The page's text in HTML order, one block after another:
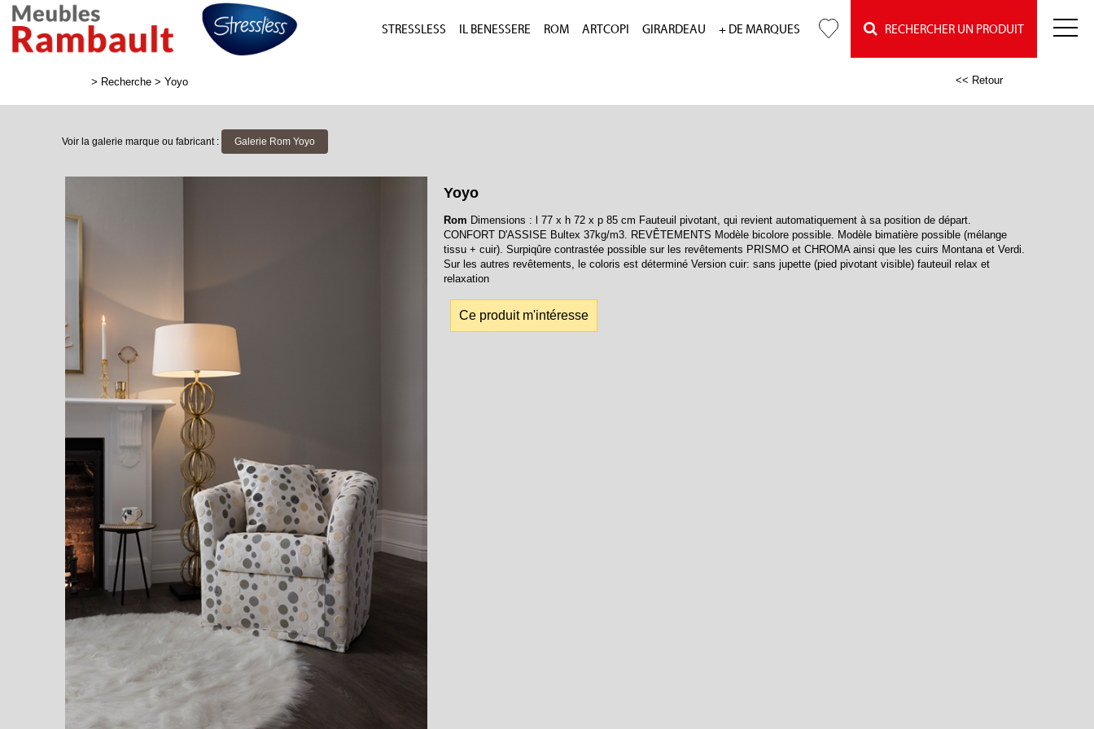
STRESSLESS IL BENESSERE ROM ARTCOPI GIRARDEAU + DE MARQUES RECHERCHER UN PRODUIT
> Recherche > Yoyo << Retour
Voir la galerie marque ou fabricant : Galerie Rom Yoyo
Yoyo
Rom Dimensions : l 77 x h 72 x p 85 cm Fauteuil pivotant, qui revient automatiquement à sa position de départ.
CONFORT D'ASSISE Bultex 37kg/m3. REVÊTEMENTS Modèle bicolore possible. Modèle bimatière possible (mélange
tissu + cuir). Surpiqûre contrastée possible sur les revêtements PRISMO et CHROMA ainsi que les cuirs Montana et Verdi.
Sur les autres revêtements, le coloris est déterminé Version cuir: sans jupette (pied pivotant visible) fauteuil relax et
relaxation
Ce produit m'intéresse